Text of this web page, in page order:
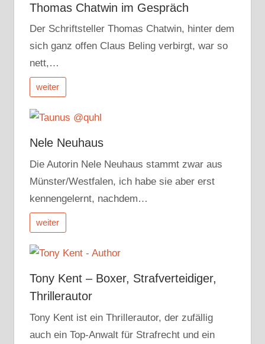
Thomas Chatwin im Gespräch
Der Schriftsteller Thomas Chatwin, hinter dem
sich ganz offen Claus Beling verbirgt, war so
nett,…
weiter
Nele Neuhaus
Die Autorin Nele Neuhaus stammt zwar aus
Münster/Westfalen, ich habe sie aber erst
kennengelernt, nachdem…
weiter
Tony Kent – Boxer, Strafverteidiger,
Thrillerautor
Tony Kent ist ein Thrillerautor, der zufällig
auch ein Top-Anwalt für Strafrecht und ein